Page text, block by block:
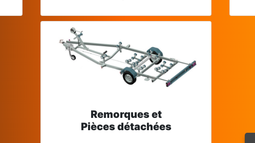
Remorques et
Pièces détachées